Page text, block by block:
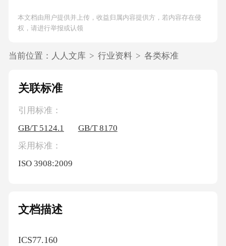
本文档由用户提供并上传，收益归属内容提供方，若内容存在侵
权，请进行举报或认领
当前位置： 人人文库 > 行业资料 > 各类标准
关联标准
引用标准：
GB/T 5124.1
GB/T 8170
采用标准：
ISO 3908:2009
文档描述
ICS77.160